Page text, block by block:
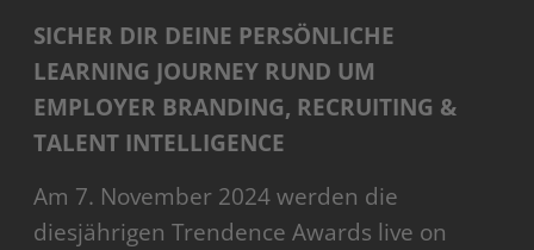
SICHER DIR DEINE PERSÖNLICHE
LEARNING JOURNEY RUND UM
EMPLOYER BRANDING, RECRUITING &
TALENT INTELLIGENCE
Am 7. November 2024 werden die
diesjährigen Trendence Awards live on